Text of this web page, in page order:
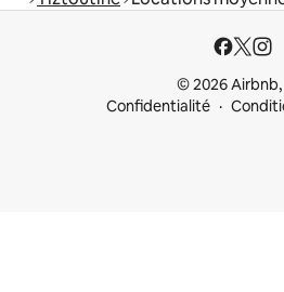
© 2026 Airbnb,
Confidentialité